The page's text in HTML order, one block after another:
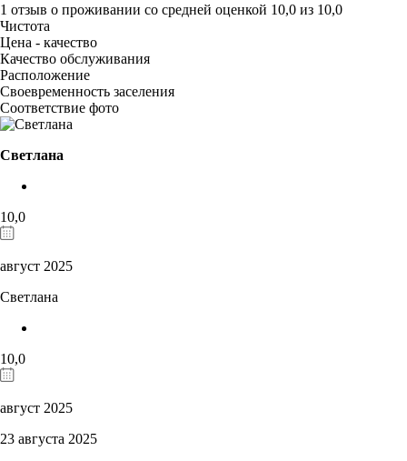
1 отзыв о проживании со средней оценкой 10,0 из 10,0
Чистота
Цена - качество
Качество обслуживания
Расположение
Своевременность заселения
Соответствие фото
Светлана
10,0
август 2025
Светлана
10,0
август 2025
23 августа 2025